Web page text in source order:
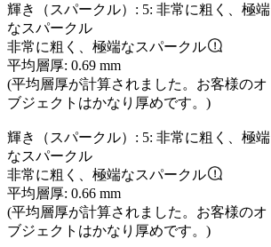
輝き（スパークル）: 5: 非常に粗く、極端
なスパークル
非常に粗く、極端なスパークル
平均層厚: 0.69 mm
(平均層厚が計算されました。お客様のオ
ブジェクトはかなり厚めです。)
輝き（スパークル）: 5: 非常に粗く、極端
なスパークル
非常に粗く、極端なスパークル
平均層厚: 0.66 mm
(平均層厚が計算されました。お客様のオ
ブジェクトはかなり厚めです。)